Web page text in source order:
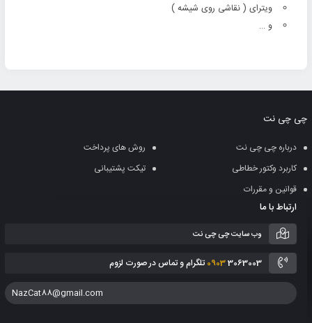
ویترای ( نقاشی روی شیشه )
و …
چی چی نت
درباره چی چی نت
روش های پرداخت
کاربرد وکتور خطاطی
تیکت پشتیبانی
قوانین و مقررات
ارتباط با ما
وب سایت چی چی نت
09033063003 تلگرام و تماس در صورت لزوم
NazCat88@gmail.com